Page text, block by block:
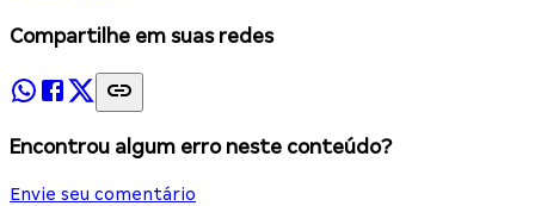
Compartilhe em suas redes
Encontrou algum erro neste conteúdo?
Envie seu comentário